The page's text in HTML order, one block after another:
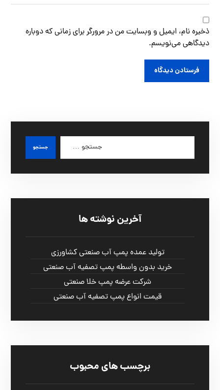
ذخیره نام، ایمیل و وبسایت من در مرورگر برای زمانی که دوباره
دیدگاهی می‌نویسم.
آخرین نوشته ها
تولید عمده پمپ آب صنعتی کشاورزی
خرید بدون واسطه پمپ تصفیه آب صنعتی
شرکت عرضه پمپ خلا صنعتی
قیمت انواع پمپ تصفیه آب صنعتی
برچسب های محبوب